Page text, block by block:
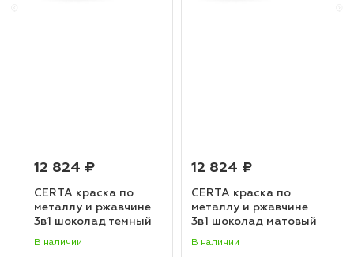
12 824 ₽
CERTA краска по
металлу и ржавчине
3в1 шоколад темный
(20,0кг)
В наличии
12 824 ₽
CERTA краска по
металлу и ржавчине
3в1 шоколад матовый
В наличии